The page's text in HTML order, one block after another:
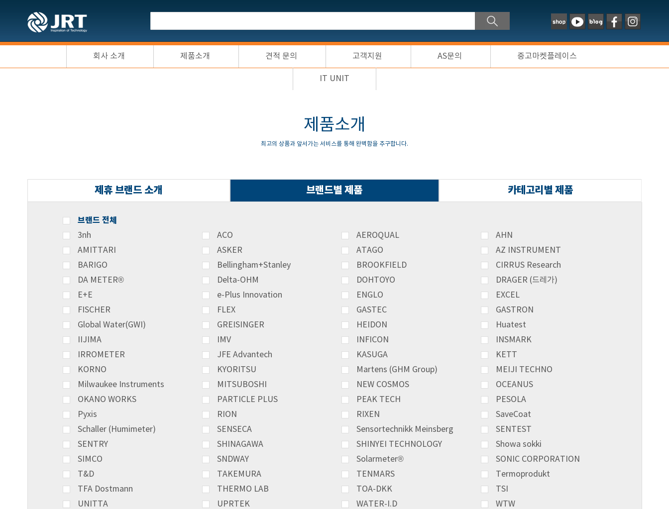
회사 소개 제품소개 견적 문의 고객지원 AS문의 중고마켓플레이스
IT UNIT
제품소개
최고의 상품과 앞서가는 서비스를 통해 완벽함을 추구합니다.
제휴 브랜드 소개 브랜드별 제품 카테고리별 제품
브랜드 전체
3nh ACO AEROQUAL
AHN
AMITTARI
ASKER ATAGO
AZ INSTRUMENT
BARIGO
Bellingham+Stanley BROOKFIELD
CIRRUS Research
DA METER®
Delta-OHM DOHTOYO
DRAGER (드레가)
E+E
e-Plus Innovation ENGLO
EXCEL
FISCHER
FLEX GASTEC
GASTRON
Global Water(GWI)
GREISINGER HEIDON
Huatest
IIJIMA
IMV INFICON
INSMARK
IRROMETER
JFE Advantech KASUGA
KETT
KORNO
KYORITSU Martens (GHM Group)
MEIJI TECHNO
Milwaukee Instruments
MITSUBOSHI NEW COSMOS
OCEANUS
OKANO WORKS
PARTICLE PLUS PEAK TECH
PESOLA
Pyxis
RION RIXEN
SaveCoat
Schaller (Humimeter)
SENSECA Sensortechnikk Meinsberg
SENTEST
SENTRY
SHINAGAWA SHINYEI TECHNOLOGY
Showa sokki
SIMCO
SNDWAY Solarmeter®
SONIC CORPORATION
T&D
TAKEMURA TENMARS
Termoprodukt
TFA Dostmann
THERMO LAB TOA-DKK
TSI
UNITTA
UPRTEK WATER-I.D WTW